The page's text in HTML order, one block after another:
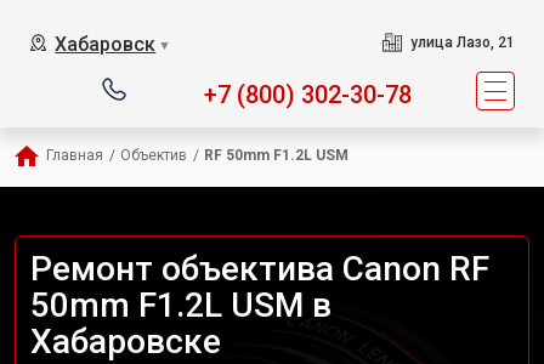
Хабаровск ▼ улица Лазо, 21
+7 (800) 302-30-78
Главная / Объектив / RF 50mm F1.2L USM
Ремонт объектива Canon RF
50mm F1.2L USM в
Хабаровске